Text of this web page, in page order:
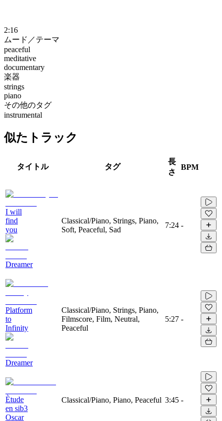
2:16
ムード／テーマ
peaceful
meditative
documentary
楽器
strings
piano
その他のタグ
instrumental
似たトラック
タイトル タグ
長
さ
BPM
I will
find
you
Dreamer
Classical/Piano, Strings, Piano,
Soft, Peaceful, Sad
7:24 -
Platform
to
Infinity
Dreamer
Classical/Piano, Strings, Piano,
Filmscore, Film, Neutral,
Peaceful
5:27 -
Ètude
en sib3
Oscar
Classical/Piano, Piano, Peaceful 3:45 -